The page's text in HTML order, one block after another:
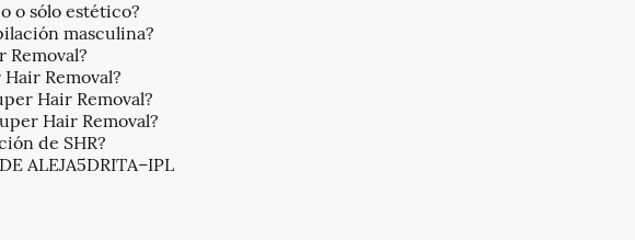
o sólo estético?
masculina?
Removal?
Removal?
Hair Removal?
Hair Removal?
de SHR?
ALEJA5DRITA–IPL